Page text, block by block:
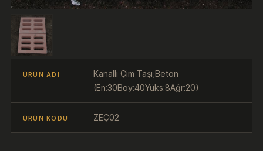
ÜRÜN ADI
Kanallı Çim Taşı;Beton
(En:30Boy:40Yüks:8Ağr:20)
ÜRÜN KODU ZEÇ02